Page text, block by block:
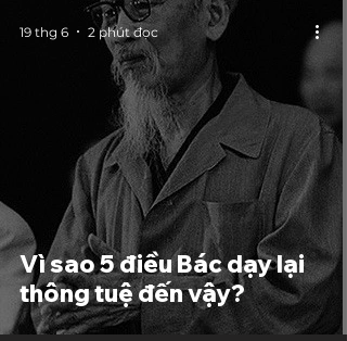
Vì sao 5 điều Bác dạy lại
thông tuệ đến vậy?
19 thg 6 2 phút đọc